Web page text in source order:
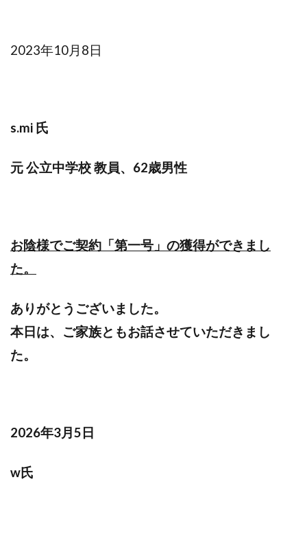
2023年10月8日
s.mi 氏
元 公立中学校 教員、62歳男性
お陰様でご契約「第一号」の獲得ができまし
た。
ありがとうございました。
本日は、ご家族ともお話させていただきまし
た。
2026年3月5日
w氏